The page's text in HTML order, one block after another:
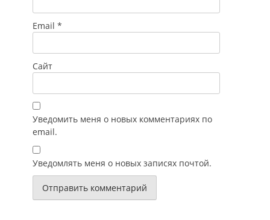
Email *
Сайт
Уведомить меня о новых комментариях по
email.
Уведомлять меня о новых записях почтой.